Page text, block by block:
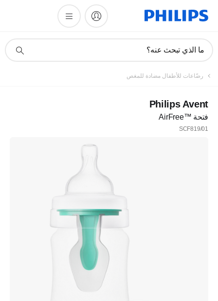
دعم
ما الذي تبحث عنه؟
رضّاعات للأطفال مضادة للمغص
Philips Avent
فتحة AirFree™‎
SCF819/01